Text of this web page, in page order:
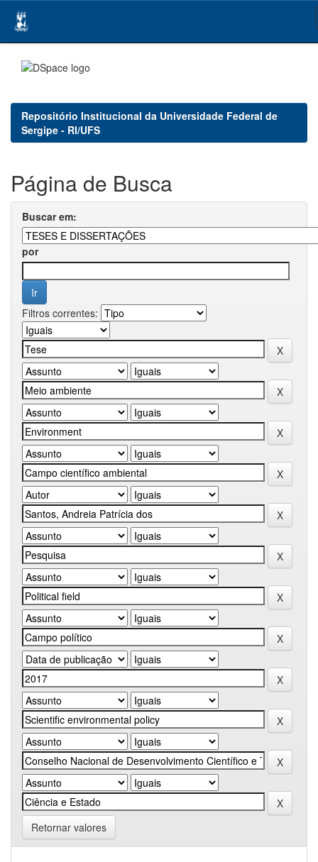
navigation
Repositório Institucional da Universidade Federal de
Sergipe - RI/UFS
Página de Busca
Buscar em:
por
Filtros correntes:
Retornar valores